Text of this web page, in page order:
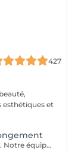
427
Votre expert en soins des ongles personnalisés. Notre équipe de prothésistes ongulaires diplômées vous offre une gamme complète de services pour des ongles magnifiques et durables. Expertise et Professionnalisme : Prothésistes qualifiées et expérimentées : o Isabel o Francesca o Fatima o Deborah o Patricia o Mirza Des produits de haute qualité, aux couleurs variées pour des résultats éclatants et durables. Garantie de beauté et santé de vos ongles. Services adaptés à vos goûts et votre personnalité Capsules pour allonger rapidement vos ongles. Rallongement en Gel : Pour un résultat naturel et durable. Remplissage toute les 3 a 4 semaines pour comble la repousse et préserve l'intégrité de la pose initiale. Manucure Soins et esthétisme pour des ongles en pleine santé et élégants. Nos Techniques Manucure Combinée : Soins complets et embellissement. Vernis Semi-Permanent : Couleur durable sans pose de gel. Chablon ou Capsules : Pose traditionnelle ou look naturel.